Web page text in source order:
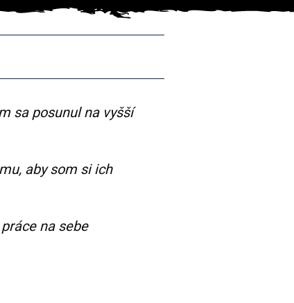
sa posunul na vyšší
aby som si ich
na sebe